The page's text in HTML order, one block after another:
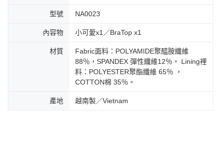
型號 NA0023
內容物 小可愛x1／BraTop x1
材質
Fabric面料：POLYAMIDE聚醯胺纖維
88％，SPANDEX 彈性纖維12％。 Lining裡
料：POLYESTER聚酯纖維 65％ ，
COTTON棉 35％。
產地 越南製／Vietnam